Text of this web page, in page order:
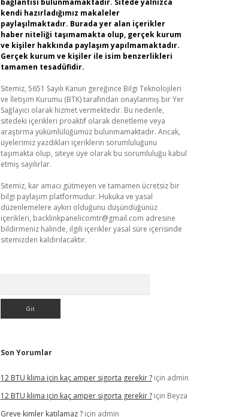
bağlantısı bulunmamaktadır. Sitede yalnızca
kendi hazırladığımız makaleler
paylaşılmaktadır. Burada yer alan içerikler
haber niteliği taşımamakta olup, gerçek kurum
ve kişiler hakkında paylaşım yapılmamaktadır.
Gerçek kurum ve kişiler ile isim benzerlikleri
tamamen tesadüfidir.
Sitemiz, 5651 Sayılı Kanun gereğince Bilgi Teknolojileri
ve İletişim Kurumu (BTK) tarafından onaylanmış bir Yer
Sağlayıcı olarak hizmet vermektedir. Bu nedenle,
sitedeki içerikleri proaktif olarak denetleme veya
araştırma yükümlülüğümüz bulunmamaktadır. Ancak,
üyelerimiz yazdıkları içeriklerin sorumluluğunu
taşımakta olup, siteye üye olarak bu sorumluluğu kabul
etmiş sayılırlar.
Sitemiz, kar amacı gütmeyen ve tamamen ücretsiz bir
bilgi paylaşım platformudur. Hukuka ve yasal
düzenlemelere aykırı olduğunu düşündüğünüz
içerikleri, backlinkpanelicomtr@gmail.com adresine
bildirmeniz halinde, ilgili içerikler yasal süre içerisinde
sitemizden kaldırılacaktır.
Son Yorumlar
12 BTU klima için kaç amper sigorta gerekir ?için admin
12 BTU klima için kaç amper sigorta gerekir ?için Beyza
Greve kimler katılamaz ?için admin